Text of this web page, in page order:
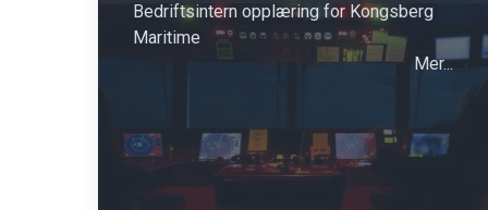
Bedriftsintern opplæring for Kongsberg
Maritime
Mer...